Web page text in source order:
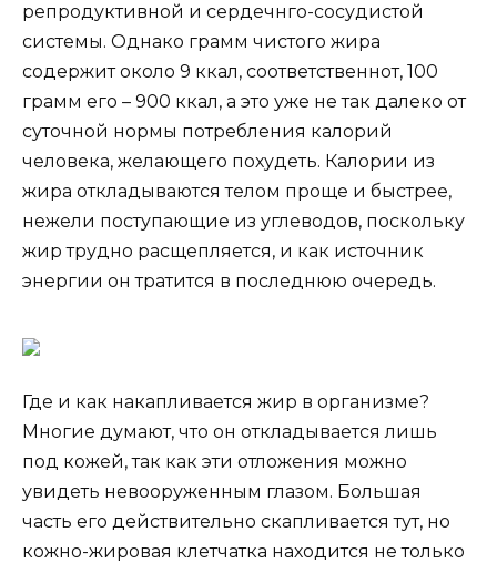
репродуктивной и сердечнго-сосудистой
системы. Однако грамм чистого жира
содержит около 9 ккал, соответственнот, 100
грамм его – 900 ккал, а это уже не так далеко от
суточной нормы потребления калорий
человека, желающего похудеть. Калории из
жира откладываются телом проще и быстрее,
нежели поступающие из углеводов, поскольку
жир трудно расщепляется, и как источник
энергии он тратится в последнюю очередь.
Где и как накапливается жир в организме?
Многие думают, что он откладывается лишь
под кожей, так как эти отложения можно
увидеть невооруженным глазом. Большая
часть его действительно скапливается тут, но
кожно-жировая клетчатка находится не только